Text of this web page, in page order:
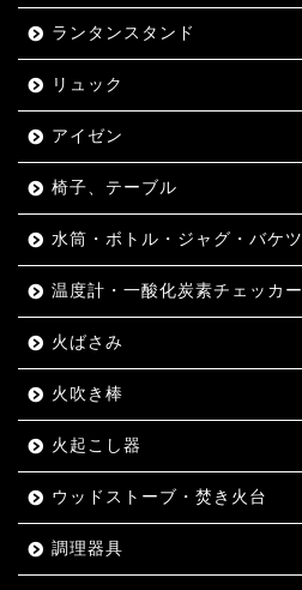
ランタンスタンド
リュック
アイゼン
椅子、テーブル
水筒・ボトル・ジャグ・バケツ
温度計・一酸化炭素チェッカー
火ばさみ
火吹き棒
火起こし器
ウッドストーブ・焚き火台
調理器具